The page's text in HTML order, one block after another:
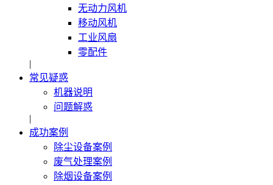
无动力风机
移动风机
工业风扇
零配件
|
常见疑惑
机器说明
问题解惑
|
成功案例
除尘设备案例
废气处理案例
除烟设备案例